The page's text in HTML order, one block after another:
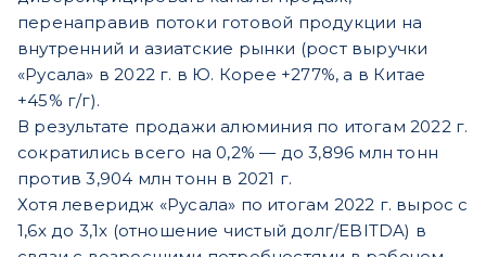
перенаправив потоки готовой продукции на
внутренний и азиатские рынки (рост выручки
«Русала» в 2022 г. в Ю. Корее +277%, а в Китае
+45% г/г).
В результате продажи алюминия по итогам 2022 г.
сократились всего на 0,2% — до 3,896 млн тонн
против 3,904 млн тонн в 2021 г.
Хотя леверидж «Русала» по итогам 2022 г. вырос с
1,6x до 3,1x (отношение чистый долг/EBITDA) в